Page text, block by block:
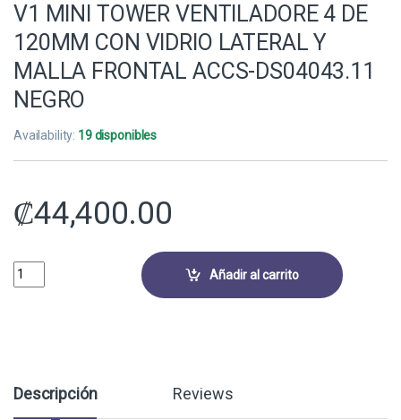
V1 MINI TOWER VENTILADORE 4 DE
120MM CON VIDRIO LATERAL Y
MALLA FRONTAL ACCS-DS04043.11
NEGRO
Availability: 19 disponibles
₡44,400.00
CASE RGB AEROCOOL D302A-G-BK-V1 MINI TOWER VENTILADORE
Añadir al carrito
Descripción Reviews